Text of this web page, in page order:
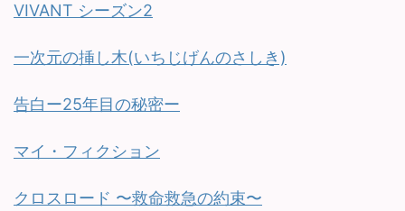
VIVANT シーズン2
一次元の挿し木(いちじげんのさしき)
告白ー25年目の秘密ー
マイ・フィクション
クロスロード 〜救命救急の約束〜